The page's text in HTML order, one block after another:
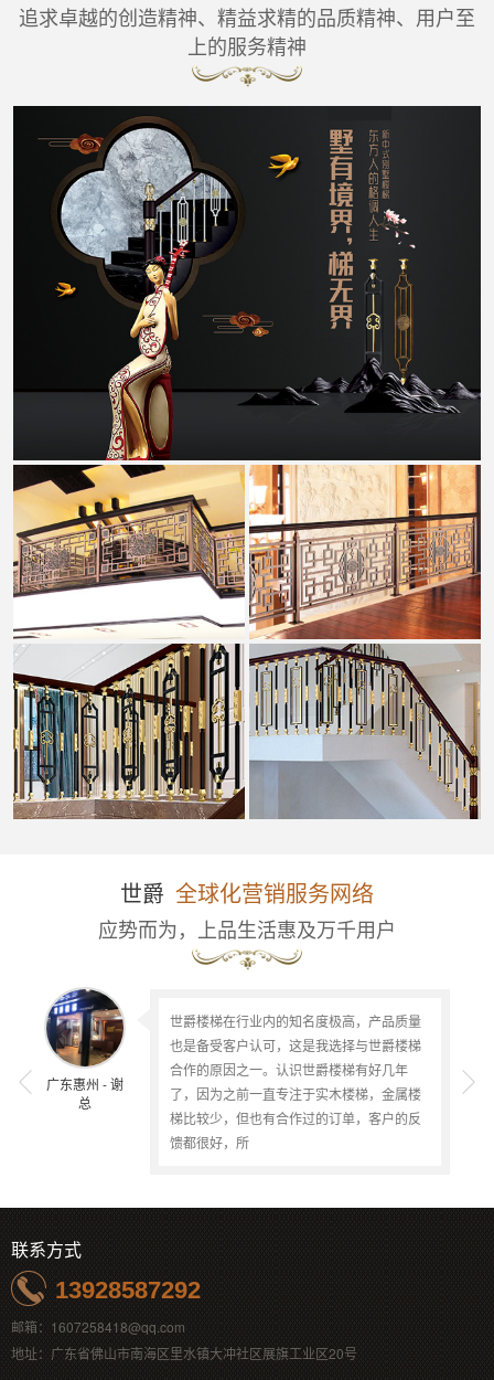
追求卓越的创造精神、精益求精的品质精神、用户至
上的服务精神
世爵 全球化营销服务网络
应势而为，上品生活惠及万千用户
海南海口 - 苏
总
选择世爵楼梯合作十分省心！产品做工精
细，款式贴合海南高端家装市场，客户实拍
落地效果反馈很好。工厂沟通顺畅，各类尺
寸、颜色定制灵活，交期稳定。品牌不断上
新赋能门店，市场竞争力强，合作以来门店
广东惠州 - 谢
总
世爵楼梯在行业内的知名度极高，产品质量
也是备受客户认可，这是我选择与世爵楼梯
合作的原因之一。认识世爵楼梯有好几年
了，因为之前一直专注于实木楼梯，金属楼
梯比较少，但也有合作过的订单，客户的反
馈都很好，所
铝艺铜艺楼梯产品使用的对象都是高档的别
墅豪宅，这类型的客户群对产品的要求是非
常高的，也特别挑剔，所以选择好的产品就
非常重要。世爵梯品的产品自合作以来，客
户对产品的质量都十分满意，我们作为经销
Abido
非常认可世爵楼梯的产品实力。金属护栏工
艺精细，造型兼具质感与设计感，高度适配
约旦当地高端别墅装修风格。企业定制服务
成熟，能够灵活调整尺寸、表面工艺，对接
沟通专业高效。样品品质令人满意，期待达
成持续性的
联系方式
13928587292
邮箱：1607258418@qq.com
地址：广东省佛山市南海区里水镇大冲社区展旗工业区20号